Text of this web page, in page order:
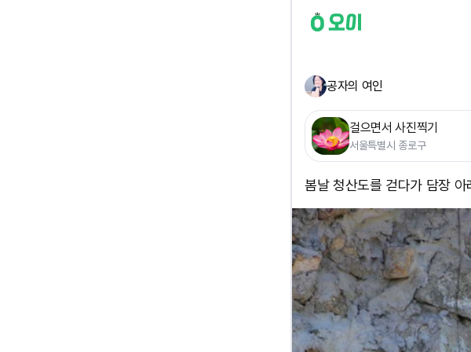
공자의 여인
걸으면서 사진찍기
서울특별시 종로구
봄날 청산도를 걷다가 담장